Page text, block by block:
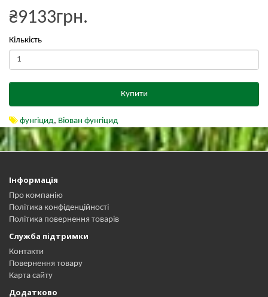
₴9133грн.
Кількість
Купити
фунгіцид, Віован фунгіцид
Інформація
Про компанію
Політика конфіденційності
Політика повернення товарів
Служба підтримки
Контакти
Повернення товару
Карта сайту
Додатково